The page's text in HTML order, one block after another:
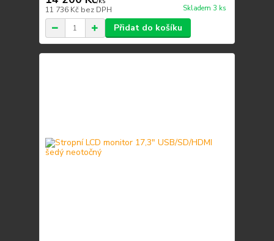
11 736 Kč bez DPH Skladem 3 ks
Přidat do košíku